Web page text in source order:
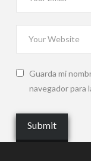
Guarda mi
navegador para